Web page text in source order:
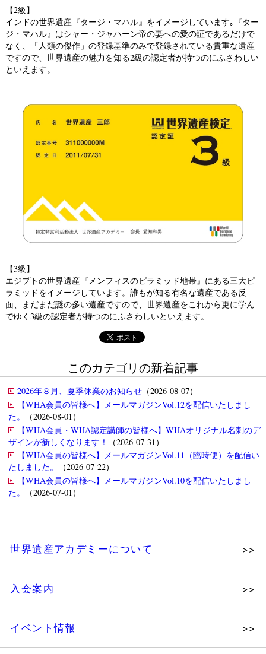
【2級】
インドの世界遺産『タージ・マハル』をイメージしています｡『ター
ジ・マハル』はシャー・ジャハーン帝の妻への愛の証であるだけで
なく、「人類の傑作」の登録基準のみで登録されている貴重な遺産
ですので、世界遺産の魅力を知る2級の認定者が持つのにふさわしい
といえます。
【3級】
エジプトの世界遺産『メンフィスのピラミッド地帯』にある三大ピ
ラミッドをイメージしています。誰もが知る有名な遺産である反
面、まだまだ謎の多い遺産ですので、世界遺産をこれから更に学ん
でゆく3級の認定者が持つのにふさわしいといえます。
このカテゴリの新着記事
2026年８月、夏季休業のお知らせ（2026-08-07）
【WHA会員の皆様へ】メールマガジンVol.12を配信いたしまし
た。
（2026-08-01）
【WHA会員・WHA認定講師の皆様へ】WHAオリジナル名刺のデ
ザインが新しくなります！
（2026-07-31）
【WHA会員の皆様へ】メールマガジンVol.11（臨時便）を配信い
たしました。
（2026-07-22）
【WHA会員の皆様へ】メールマガジンVol.10を配信いたしまし
た。
（2026-07-01）
世界遺産アカデミーについて
入会案内
イベント情報